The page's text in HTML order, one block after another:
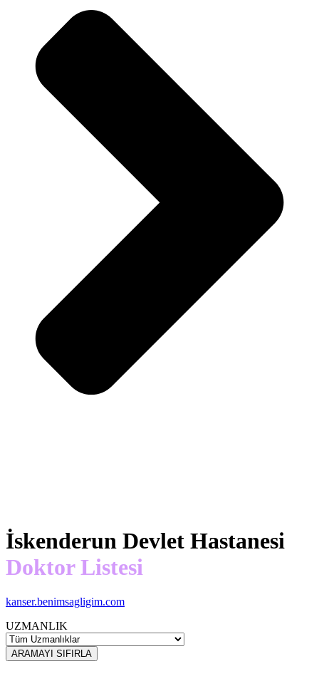
İskenderun Devlet Hastanesi
Doktor Listesi
kanser.benimsagligim.com
UZMANLIK
ARAMAYI SIFIRLA